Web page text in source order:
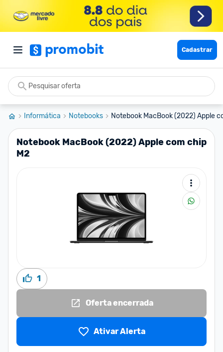
Cadastrar
Informática Notebooks Notebook MacBook (2022) Apple
Notebook MacBook (2022) Apple com chip
M2
1
Oferta encerrada
Ativar Alerta